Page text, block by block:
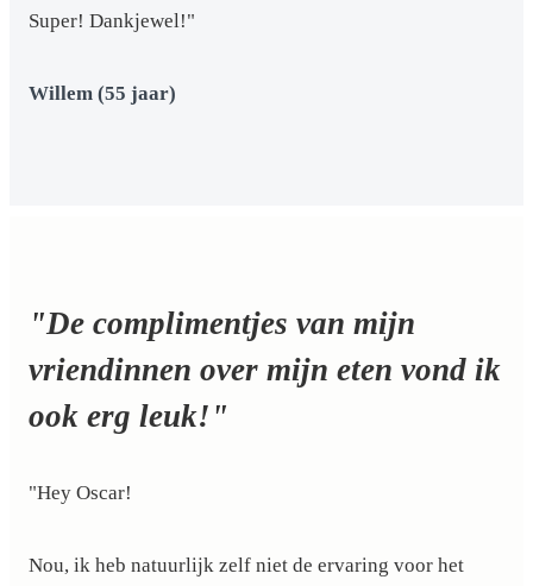
Super! Dankjewel!"
Willem (55 jaar)
"De complimentjes van mijn
vriendinnen over mijn eten vond ik
ook erg leuk!"
"Hey Oscar!
Nou, ik heb natuurlijk zelf niet de ervaring voor het